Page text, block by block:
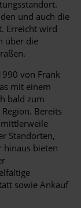
und auch die
Erreicht wird
über die
von Frank
mit einem
bald zum
Bereits
mittlerweile
Standorten,
hinaus bieten
sowie Ankauf